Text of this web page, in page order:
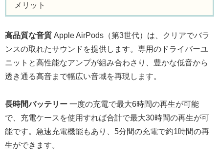
メリット
高品質な音質 Apple AirPods（第3世代）は、クリアでバラ
ンスの取れたサウンドを提供します。専用のドライバーユ
ニットと高性能なアンプが組み合わさり、豊かな低音から
透き通る高音まで幅広い音域を再現します。
長時間バッテリー 一度の充電で最大6時間の再生が可能
で、充電ケースを使用すれば合計で最大30時間の再生が可
能です。急速充電機能もあり、5分間の充電で約1時間の再
生ができます。